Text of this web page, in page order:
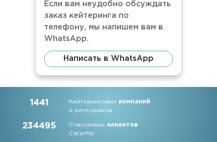
Если вам неудобно обсуждать
заказ кейтеринга по
телефону, мы напишем вам в
WhatsApp.
Написать в WhatsApp
1441 Кейтеринговых компаний
и ресторанов
234495 Счастливых клиентов
CaterMe